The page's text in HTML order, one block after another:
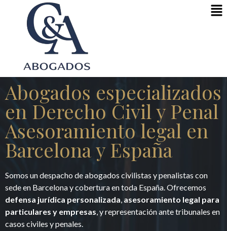
Abogados especializados
en Derecho Civil y Penal
Asesoramiento legal en
Barcelona y España
Somos un despacho de abogados civilistas y penalistas con
sede en Barcelona y cobertura en toda España. Ofrecemos
defensa jurídica personalizada, asesoramiento legal para
particulares y empresas, y representación ante tribunales en
casos civiles y penales.